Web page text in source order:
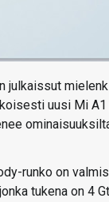
julkaissut
uusi Mi
runko on
tukena on 4